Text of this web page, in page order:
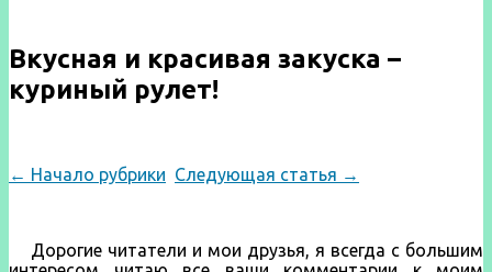
Вкусная и красивая закуска –
куриный рулет!
← Начало рубрики Следующая статья →
Дорогие читатели и мои друзья, я всегда с большим